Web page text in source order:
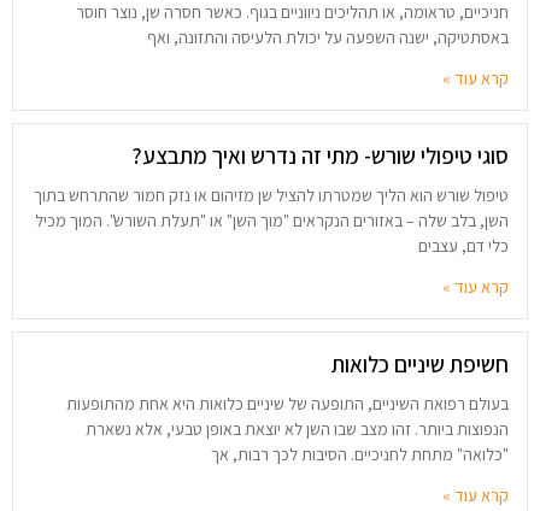
חניכיים, טראומה, או תהליכים ניווניים בגוף. כאשר חסרה שן, נוצר חוסר
באסתטיקה, ישנה השפעה על יכולת הלעיסה והתזונה, ואף
קרא עוד »
סוגי טיפולי שורש- מתי זה נדרש ואיך מתבצע?
טיפול שורש הוא הליך שמטרתו להציל שן מזיהום או נזק חמור שהתרחש בתוך
השן, בלב שלה – באזורים הנקראים "מוך השן" או "תעלת השורש". המוך מכיל
כלי דם, עצבים
קרא עוד »
חשיפת שיניים כלואות
בעולם רפואת השיניים, התופעה של שיניים כלואות היא אחת מהתופעות
הנפוצות ביותר. זהו מצב שבו השן לא יוצאת באופן טבעי, אלא נשארת
"כלואה" מתחת לחניכיים. הסיבות לכך רבות, אך
קרא עוד »